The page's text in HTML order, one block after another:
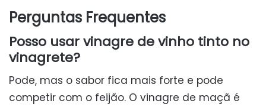
Perguntas Frequentes
Posso usar vinagre de vinho tinto no
vinagrete?
Pode, mas o sabor fica mais forte e pode
competir com o feijão. O vinagre de maçã é